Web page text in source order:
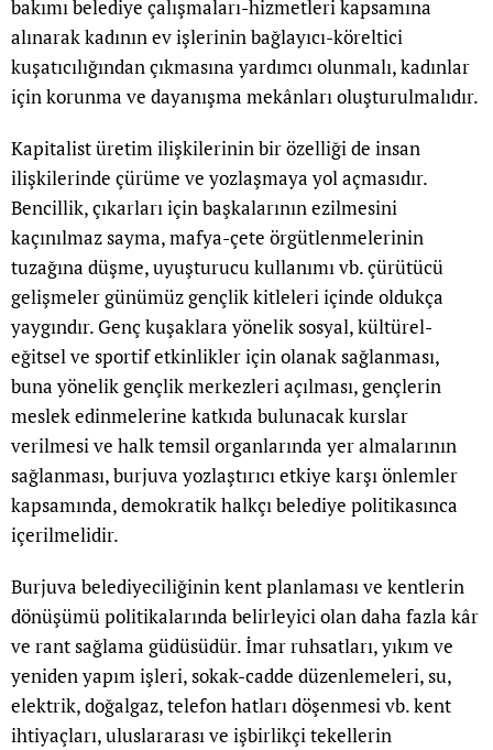
bakımı belediye çalışmaları-hizmetleri kapsamına
alınarak kadının ev işlerinin bağlayıcı-köreltici
kuşatıcılığından çıkmasına yardımcı olunmalı, kadınlar
için korunma ve dayanışma mekânları oluşturulmalıdır.
Kapitalist üretim ilişkilerinin bir özelliği de insan
ilişkilerinde çürüme ve yozlaşmaya yol açmasıdır.
Bencillik, çıkarları için başkalarının ezilmesini
kaçınılmaz sayma, mafya-çete örgütlenmelerinin
tuzağına düşme, uyuşturucu kullanımı vb. çürütücü
gelişmeler günümüz gençlik kitleleri içinde oldukça
yaygındır. Genç kuşaklara yönelik sosyal, kültürel-
eğitsel ve sportif etkinlikler için olanak sağlanması,
buna yönelik gençlik merkezleri açılması, gençlerin
meslek edinmelerine katkıda bulunacak kurslar
verilmesi ve halk temsil organlarında yer almalarının
sağlanması, burjuva yozlaştırıcı etkiye karşı önlemler
kapsamında, demokratik halkçı belediye politikasınca
içerilmelidir.
Burjuva belediyeciliğinin kent planlaması ve kentlerin
dönüşümü politikalarında belirleyici olan daha fazla kâr
ve rant sağlama güdüsüdür. İmar ruhsatları, yıkım ve
yeniden yapım işleri, sokak-cadde düzenlemeleri, su,
elektrik, doğalgaz, telefon hatları döşenmesi vb. kent
ihtiyaçları, uluslararası ve işbirlikçi tekellerin